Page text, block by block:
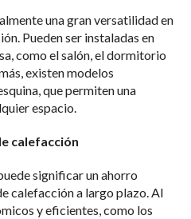
una gran versatilidad en
Pueden ser instaladas en
como el salón, el dormitorio
existen modelos
que permiten una
espacio.
calefacción
significar un ahorro
calefacción a largo plazo. Al
y eficientes, como los